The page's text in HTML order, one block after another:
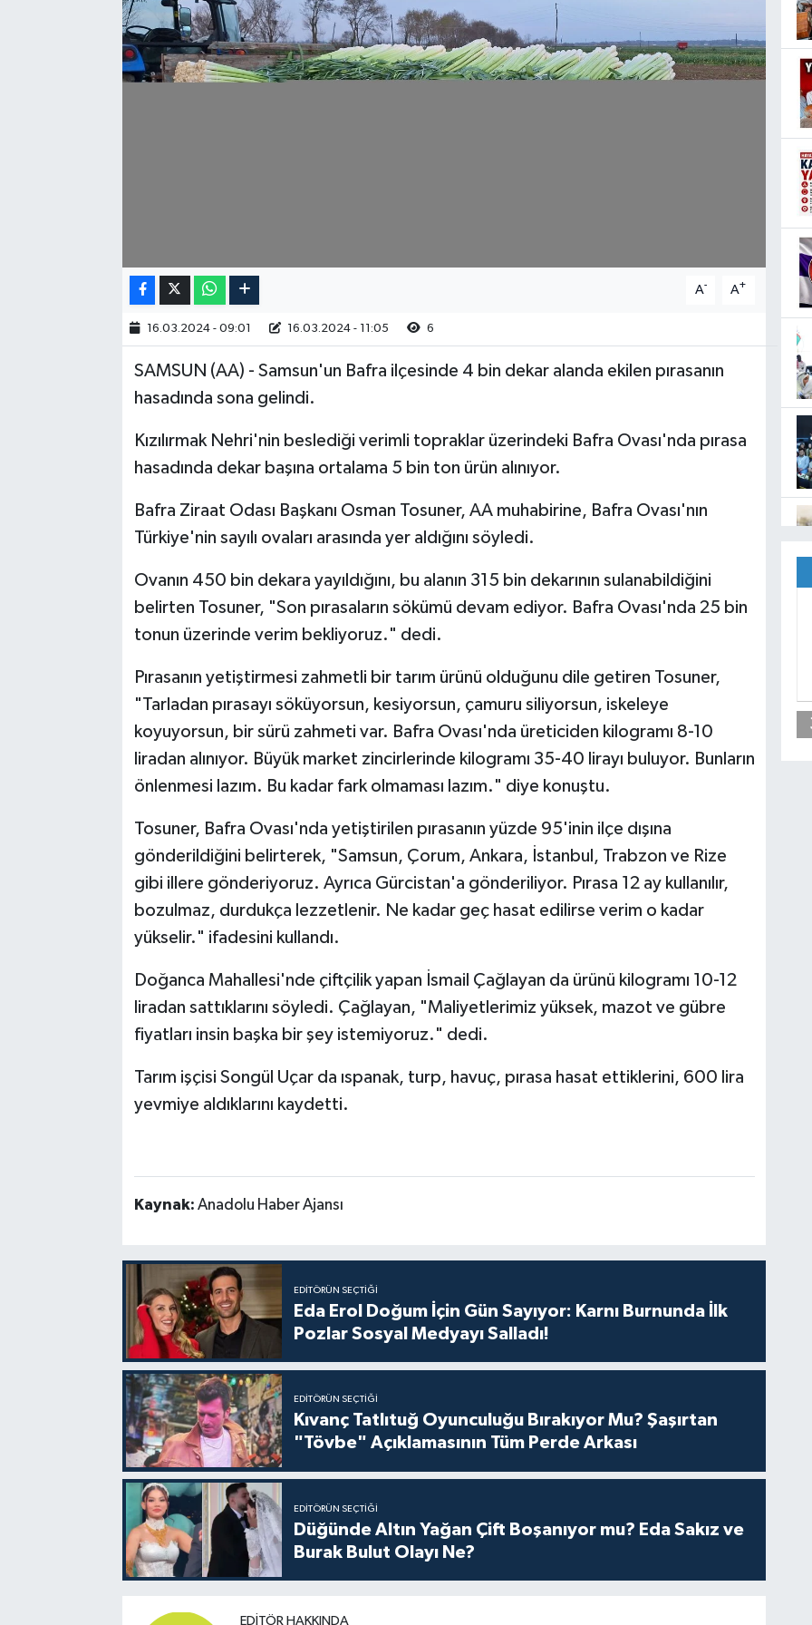
A- A+
16.03.2024 - 09:01 16.03.2024 - 11:05 6
SAMSUN (AA) - Samsun'un Bafra ilçesinde 4 bin dekar alanda ekilen pırasanın
hasadında sona gelindi.
Kızılırmak Nehri'nin beslediği verimli topraklar üzerindeki Bafra Ovası'nda pırasa
hasadında dekar başına ortalama 5 bin ton ürün alınıyor.
Bafra Ziraat Odası Başkanı Osman Tosuner, AA muhabirine, Bafra Ovası'nın
Türkiye'nin sayılı ovaları arasında yer aldığını söyledi.
Ovanın 450 bin dekara yayıldığını, bu alanın 315 bin dekarının sulanabildiğini
belirten Tosuner, "Son pırasaların sökümü devam ediyor. Bafra Ovası'nda 25 bin
tonun üzerinde verim bekliyoruz." dedi.
Pırasanın yetiştirmesi zahmetli bir tarım ürünü olduğunu dile getiren Tosuner,
"Tarladan pırasayı söküyorsun, kesiyorsun, çamuru siliyorsun, iskeleye
koyuyorsun, bir sürü zahmeti var. Bafra Ovası'nda üreticiden kilogramı 8-10
liradan alınıyor. Büyük market zincirlerinde kilogramı 35-40 lirayı buluyor. Bunların
önlenmesi lazım. Bu kadar fark olmaması lazım." diye konuştu.
Tosuner, Bafra Ovası'nda yetiştirilen pırasanın yüzde 95'inin ilçe dışına
gönderildiğini belirterek, "Samsun, Çorum, Ankara, İstanbul, Trabzon ve Rize
gibi illere gönderiyoruz. Ayrıca Gürcistan'a gönderiliyor. Pırasa 12 ay kullanılır,
bozulmaz, durdukça lezzetlenir. Ne kadar geç hasat edilirse verim o kadar
yükselir." ifadesini kullandı.
Doğanca Mahallesi'nde çiftçilik yapan İsmail Çağlayan da ürünü kilogramı 10-12
liradan sattıklarını söyledi. Çağlayan, "Maliyetlerimiz yüksek, mazot ve gübre
fiyatları insin başka bir şey istemiyoruz." dedi.
Tarım işçisi Songül Uçar da ıspanak, turp, havuç, pırasa hasat ettiklerini, 600 lira
yevmiye aldıklarını kaydetti.
Kaynak: Anadolu Haber Ajansı
EDITÖRÜN SEÇTIĞI
Eda Erol Doğum İçin Gün Sayıyor: Karnı Burnunda İlk
Pozlar Sosyal Medyayı Salladı!
EDITÖRÜN SEÇTIĞI
Kıvanç Tatlıtuğ Oyunculuğu Bırakıyor Mu? Şaşırtan
"Tövbe" Açıklamasının Tüm Perde Arkası
EDITÖRÜN SEÇTIĞI
Düğünde Altın Yağan Çift Boşanıyor mu? Eda Sakız ve
Burak Bulut Olayı Ne?
EDITÖR HAKKINDA
RESMİ İLAN